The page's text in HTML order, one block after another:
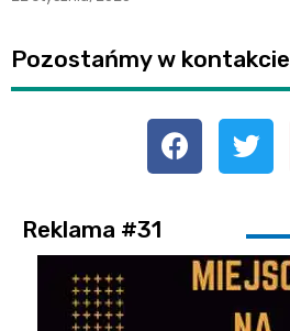
Pozostańmy w kontakcie
Reklama #31